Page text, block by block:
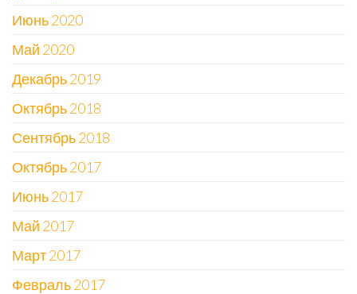
Июнь 2020
Май 2020
Декабрь 2019
Октябрь 2018
Сентябрь 2018
Октябрь 2017
Июнь 2017
Май 2017
Март 2017
Февраль 2017